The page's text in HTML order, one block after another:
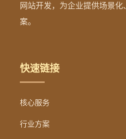
网站开发，为企业提供场景
案。
快速链接
核心服务
行业方案